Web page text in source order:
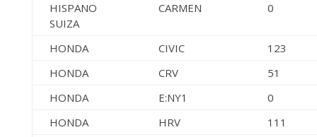
HISPANO
SUIZA
CARMEN 0
HONDA CIVIC
123
HONDA
CRV
51
HONDA
E:NY1
0
HONDA
HRV
111